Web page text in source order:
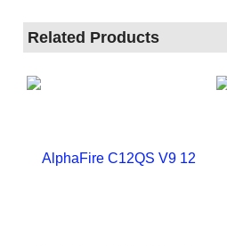
Related Products